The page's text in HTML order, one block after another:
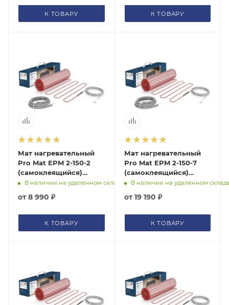
К ТОВАРУ К ТОВАРУ
Мат нагревательный
Pro Mat EPM 2-150-2
(самоклеящийся)
Electrolux, НС-1128299
В наличии на удаленном складе
от8 990 ₽
К ТОВАРУ
Мат нагревательный
Pro Mat EPM 2-150-7
(самоклеящийся)
Electrolux, НС-1128311
В наличии на удаленном
от19 190 ₽
К ТОВАРУ